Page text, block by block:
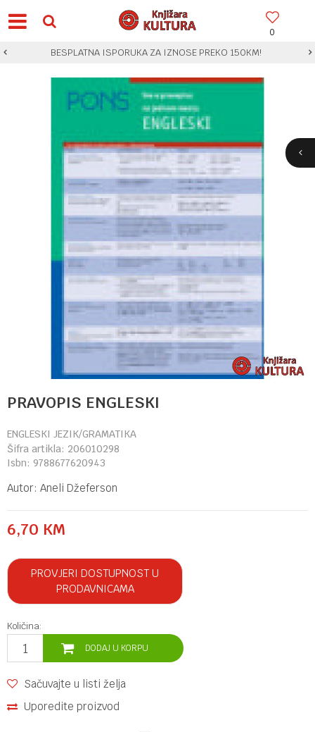
0
BESPLATNA ISPORUKA ZA IZNOSE PREKO 150KM!
PRAVOPIS ENGLESKI
ENGLESKI JEZIK/GRAMATIKA
Šifra artikla: 206010298
Isbn: 9788677620943
Autor: Aneli Džeferson
6,70 KM
PROVJERI DOSTUPNOST U
PRODAVNICAMA
Količina:
DODAJ U KORPU
Sačuvajte u listi želja
Uporedite proizvod